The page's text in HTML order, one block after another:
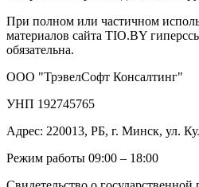
При полном или частичном
материалов сайта TIO.BY
обязательна.
ООО "ТрэвелСофт Консалтинг"
УНП 192745765
Адрес: 220013, РБ, г. Минск, ул.
Режим работы 09:00 – 18:00